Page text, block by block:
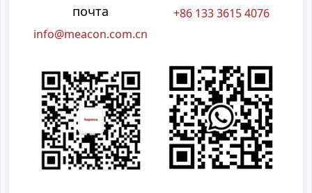
почта
info@meacon.com.cn
+86 133 3615 4076